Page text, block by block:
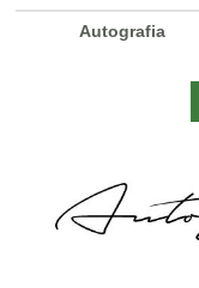
Autografia